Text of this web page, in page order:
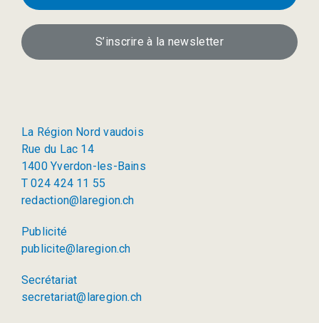
S’inscrire à la newsletter
La Région Nord vaudois
Rue du Lac 14
1400 Yverdon-les-Bains
T 024 424 11 55
redaction@laregion.ch
Publicité
publicite@laregion.ch
Secrétariat
secretariat@laregion.ch